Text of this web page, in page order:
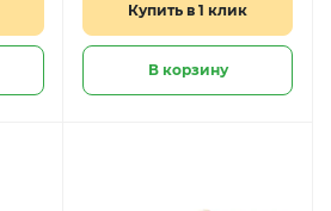
Купить в 1 клик
В корзину